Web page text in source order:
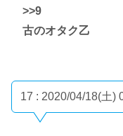
>>9
古のオタク乙
17 : 2020/04/18(土)